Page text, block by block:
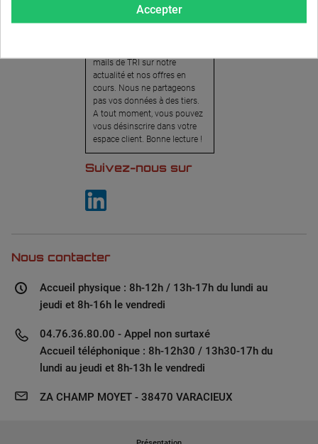
en haut à droite de la page) et
cliquer sur « oui » pour vous
mails de TRI sur notre
actualité et nos offres en
cours. Nous ne partageons
pas vos données à des tiers.
A tout moment, vous pouvez
vous désinscrire dans votre
espace client. Bonne lecture !
Suivez-nous sur
Nous contacter
Accueil physique : 8h-12h / 13h-17h du lundi au
jeudi et 8h-16h le vendredi
04.76.36.80.00 - Appel non surtaxé
Accueil téléphonique : 8h-12h30 / 13h30-17h du
lundi au jeudi et 8h-13h le vendredi
ZA CHAMP MOYET - 38470 VARACIEUX
Accepter